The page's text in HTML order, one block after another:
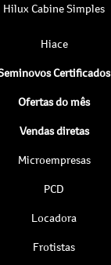
Hilux Cabine Simples
Hiace
Certificados
Ofertas do mês
Vendas diretas
Microempresas
PCD
Locadora
Frotistas